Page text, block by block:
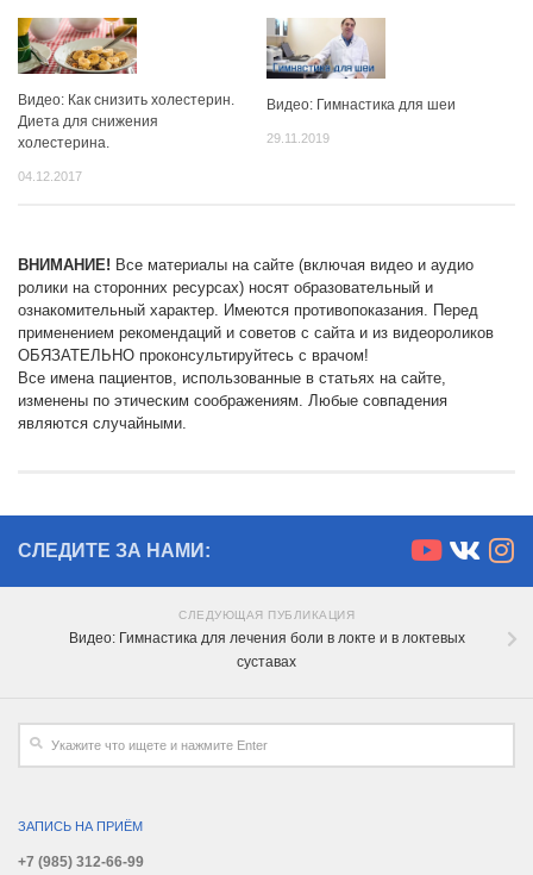
Видео: Как снизить холестерин.
Диета для снижения
холестерина.
04.12.2017
Видео: Гимнастика для шеи
29.11.2019
ВНИМАНИЕ! Все материалы на сайте (включая видео и аудио
ролики на сторонних ресурсах) носят образовательный и
ознакомительный характер. Имеются противопоказания. Перед
применением рекомендаций и советов с сайта и из видеороликов
ОБЯЗАТЕЛЬНО проконсультируйтесь с врачом!
Все имена пациентов, использованные в статьях на сайте,
изменены по этическим соображениям. Любые совпадения
являются случайными.
СЛЕДИТЕ ЗА НАМИ:
СЛЕДУЮЩАЯ ПУБЛИКАЦИЯ
Видео: Гимнастика для лечения боли в локте и в локтевых
суставах
ЗАПИСЬ НА ПРИЁМ
+7 (985) 312-66-99